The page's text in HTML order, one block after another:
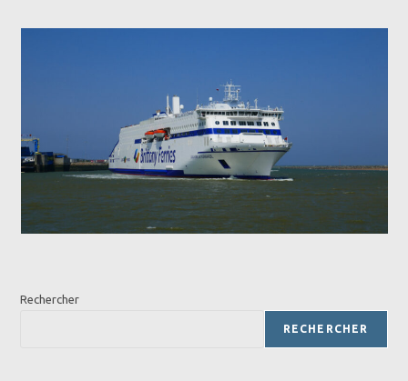
Rechercher
RECHERCHER